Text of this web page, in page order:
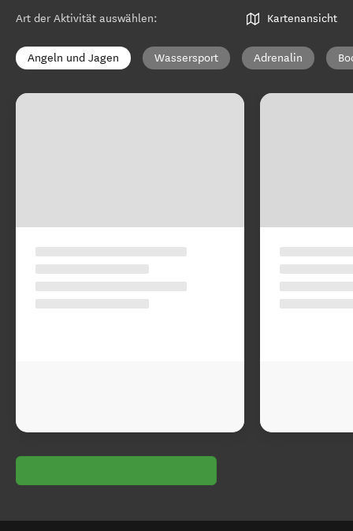
Art der Aktivität auswählen: Kartenansicht
Angeln und Jagen Wassersport Adrenalin